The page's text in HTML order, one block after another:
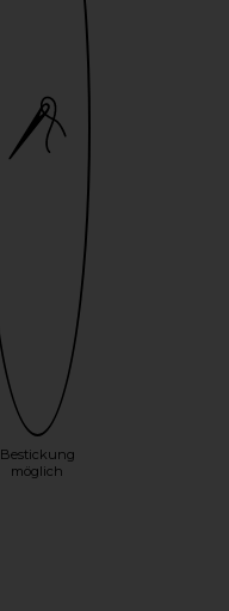
Bestickung
möglich